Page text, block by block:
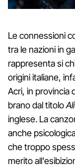
Le connessioni
tra le nazioni in
rappresenta si
origini italiane,
Acri, in provincia
brano dal titolo
inglese. La
anche
che troppo
merito